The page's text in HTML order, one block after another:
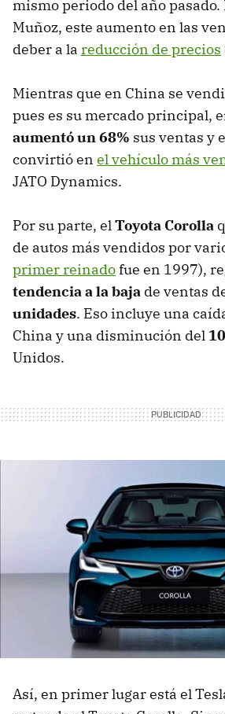
mismo periodo del año pasado.
Muñoz, este aumento en las
deber a la reducción de precios
Mientras que en China se
pues es su mercado principal,
aumentó un 68% sus ventas y
convirtió en el vehículo más
JATO Dynamics.
Por su parte, elToyota Corolla
de autos más vendidos por
primer reinadofue en 1997),
tendencia a la baja de ventas
unidades. Eso incluye una
China y una disminución del
Unidos.
Así, en primer lugar está el